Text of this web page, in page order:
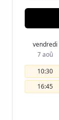
vendredi
7 aoû
10:30
16:45